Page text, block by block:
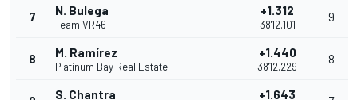
7 N. Bulega
Team VR46
+1.312
38'12.101
9
8 M. Ramírez
Platinum Bay Real Estate
+1.440
38'12.229
8
S. Chantra +1.643